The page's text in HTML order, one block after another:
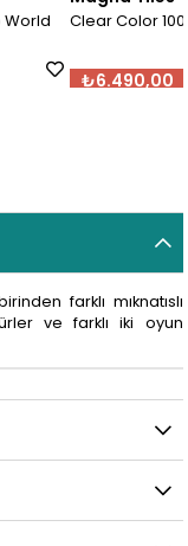
100 Parça
farklı mıknatıslı
ve farklı iki oyun